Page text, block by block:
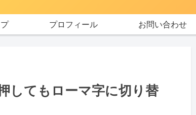
プロフィール お問い合わせ
してもローマ字に切り替